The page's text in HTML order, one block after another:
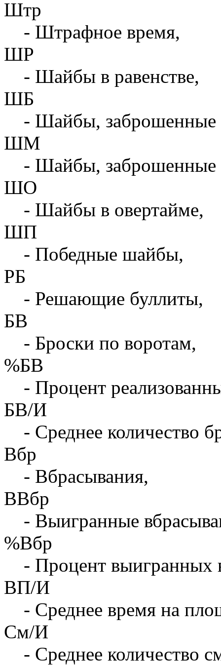
Штр
- Штрафное время,
ШР
- Шайбы в равенстве,
ШБ
- Шайбы, заброшенные
ШМ
- Шайбы, заброшенные
ШО
- Шайбы в овертайме,
ШП
- Победные шайбы,
РБ
- Решающие буллиты,
БВ
- Броски по воротам,
%БВ
- Процент
БВ/И
- Среднее количество
Вбр
- Вбрасывания,
ВВбр
- Выигранные
%Вбр
- Процент выигранных
ВП/И
- Среднее время на
См/И
- Среднее количество